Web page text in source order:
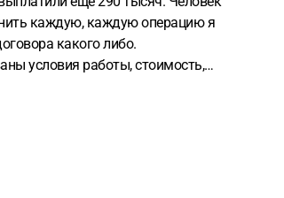
каждую, каждую операцию я
какого либо.
условия работы, стоимость,
переводами, наличными ниразу.